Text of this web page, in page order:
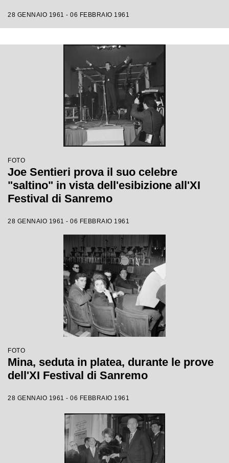
28 GENNAIO 1961 - 06 FEBBRAIO 1961
FOTO
Joe Sentieri prova il suo celebre
"saltino" in vista dell'esibizione all'XI
Festival di Sanremo
28 GENNAIO 1961 - 06 FEBBRAIO 1961
FOTO
Mina, seduta in platea, durante le prove
dell'XI Festival di Sanremo
28 GENNAIO 1961 - 06 FEBBRAIO 1961